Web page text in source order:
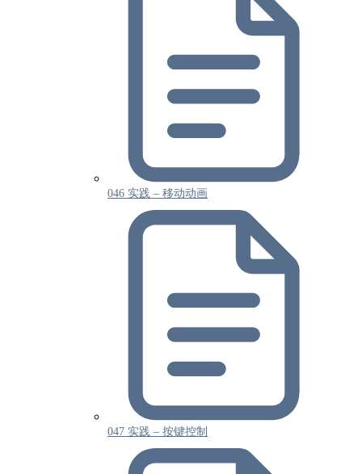
046 实践 – 移动动画
047 实践 – 按键控制